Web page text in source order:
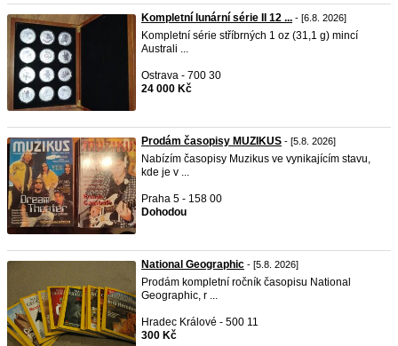
Kompletní lunární série II 12 ... - [6.8. 2026]
Kompletní série stříbrných 1 oz (31,1 g) mincí
Australi ...
Ostrava - 700 30
24 000 Kč
Prodám časopisy MUZIKUS - [5.8. 2026]
Nabízím časopisy Muzikus ve vynikajícím stavu,
kde je v ...
Praha 5 - 158 00
Dohodou
National Geographic - [5.8. 2026]
Prodám kompletní ročník časopisu National
Geographic, r ...
Hradec Králové - 500 11
300 Kč